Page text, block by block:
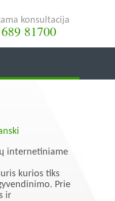
konsultacija
81700
internetiniame
kurios tiks
Prie
ir